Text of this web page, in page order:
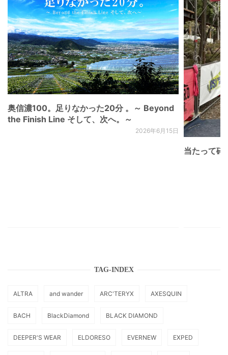
奥信濃100。足りなかった20分 。～ Beyond
the Finish Line そして、次へ。～
2026年6月15日
当たって砕
TAG-INDEX
ALTRA and wander ARC'TERYX AXESQUIN
BACH BlackDiamond BLACK DIAMOND
DEEPER'S WEAR ELDORESO EVERNEW EXPED